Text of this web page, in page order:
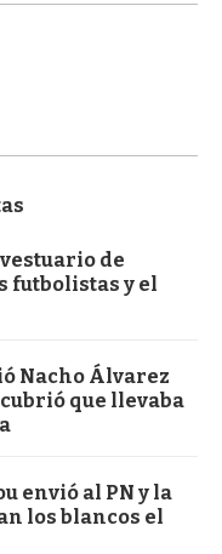
de
futbolistas y el
Nacho Álvarez
que llevaba
envió al PN y la
los blancos el